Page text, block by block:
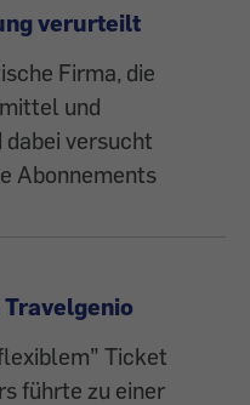
verurteilt
Firma, die
und
versucht
Abonnements
Ticket
führte zu einer